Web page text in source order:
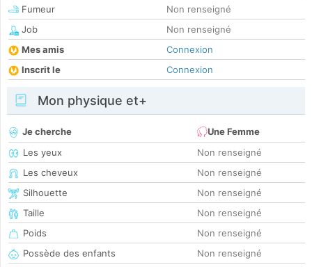
Fumeur
Non renseigné
Job
Non renseigné
Mes amis
Connexion
Inscrit le
Connexion
Mon physique et+
Je cherche
Une Femme
Les yeux
Non renseigné
Les cheveux
Non renseigné
Silhouette
Non renseigné
Taille
Non renseigné
Poids
Non renseigné
Possède des enfants
Non renseigné